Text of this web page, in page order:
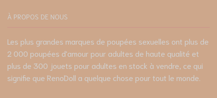
À PROPOS DE NOUS
Les plus grandes marques de poupées sexuelles ont plus de
2 000 poupées d'amour pour adultes de haute qualité et
plus de 300 jouets pour adultes en stock à vendre, ce qui
signifie que RenoDoll a quelque chose pour tout le monde.